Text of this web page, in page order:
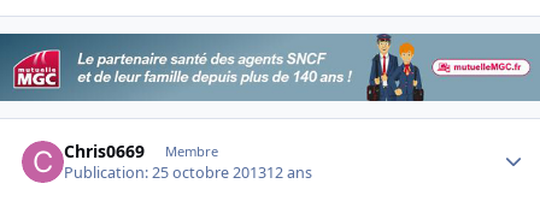
Chris0669 Membre
Publication:25 octobre 201312 ans